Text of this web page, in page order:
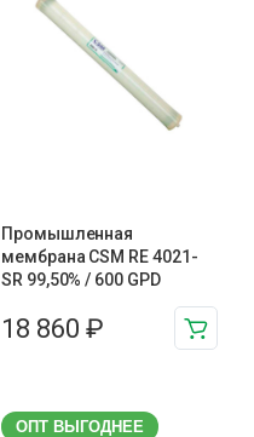
Промышленная
мембрана CSM RE 4021-
SR 99,50% / 600 GPD
18 860 ₽
ОПТ ВЫГОДНЕЕ